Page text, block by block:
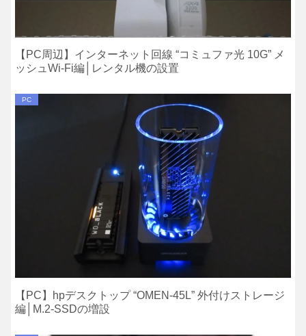
【PC周辺】インターネット回線 “コミュファ光 10G” メ
ッシュWi-Fi編│レンタル機の設置
PC
【PC】hpデスクトップ “OMEN-45L” 外付けストレージ
編│M.2-SSDの増設